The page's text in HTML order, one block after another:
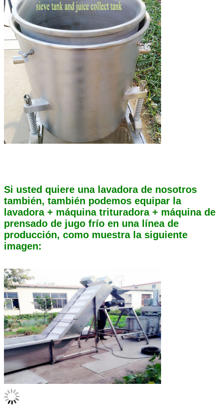
Si usted quiere una lavadora de nosotros
también, también podemos equipar la
lavadora + máquina trituradora + máquina de
prensado de jugo frío en una línea de
producción, como muestra la siguiente
imagen: